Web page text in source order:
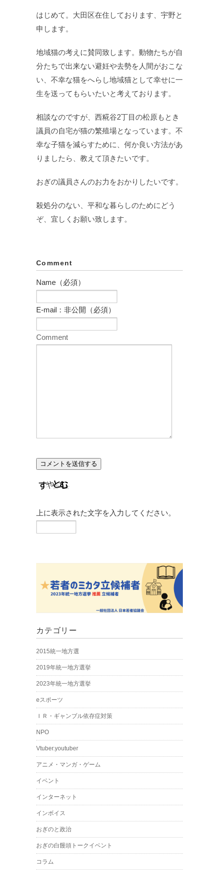
はじめて。大田区在住しております、宇野と
申します。
地域猫の考えに賛同致します。動物たちが自
分たちで出来ない避妊や去勢を人間がおこな
い、不幸な猫をへらし地域猫として幸せに一
生を送ってもらいたいと考えております。
相談なのですが、西糀谷2丁目の松原もとき
議員の自宅が猫の繁殖場となっています。不
幸な子猫を減らすために、何か良い方法があ
りましたら、教えて頂きたいです。
おぎの議員さんのお力をおかりしたいです。
殺処分のない、平和な暮らしのためにどう
ぞ、宜しくお願い致します。
Comment
Name（必須）
E-mail：非公開（必須）
Comment
上に表示された文字を入力してください。
カテゴリー
2015統一地方選
2019年統一地方選挙
2023年統一地方選挙
eスポーツ
ＩＲ・ギャンブル依存症対策
NPO
Vtuber.youtuber
アニメ・マンガ・ゲーム
イベント
インターネット
インボイス
おぎのと政治
おぎの白饅頭トークイベント
コラム